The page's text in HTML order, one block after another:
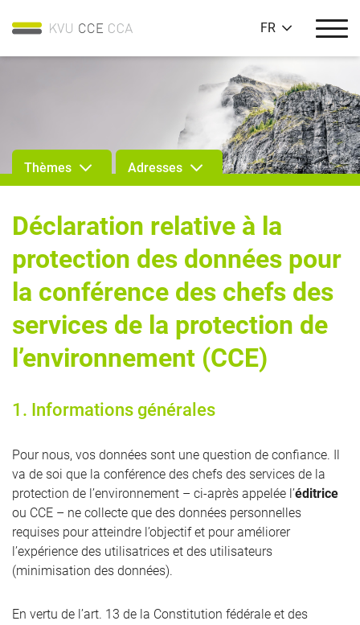
FR
Thèmes Adresses
Déclaration relative à la
protection des données pour
la conférence des chefs des
services de la protection de
l’environnement (CCE)
1. Informations générales
Pour nous, vos données sont une question de confiance. Il
va de soi que la conférence des chefs des services de la
protection de l’environnement – ci-après appelée l’éditrice
ou CCE – ne collecte que des données personnelles
requises pour atteindre l’objectif et pour améliorer
l’expérience des utilisatrices et des utilisateurs
(minimisation des données).
En vertu de l’art. 13 de la Constitution fédérale et des